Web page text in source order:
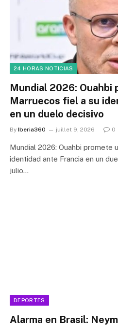
24 HORAS NOTICIAS
Mundial 2026: Ouahbi
Marruecos fiel a su
en un duelo decisivo
By Iberia360 juillet 9, 2026 0
Mundial 2026: Ouahbi promete
identidad ante Francia en un
julio…
DEPORTES
Alarma en Brasil: